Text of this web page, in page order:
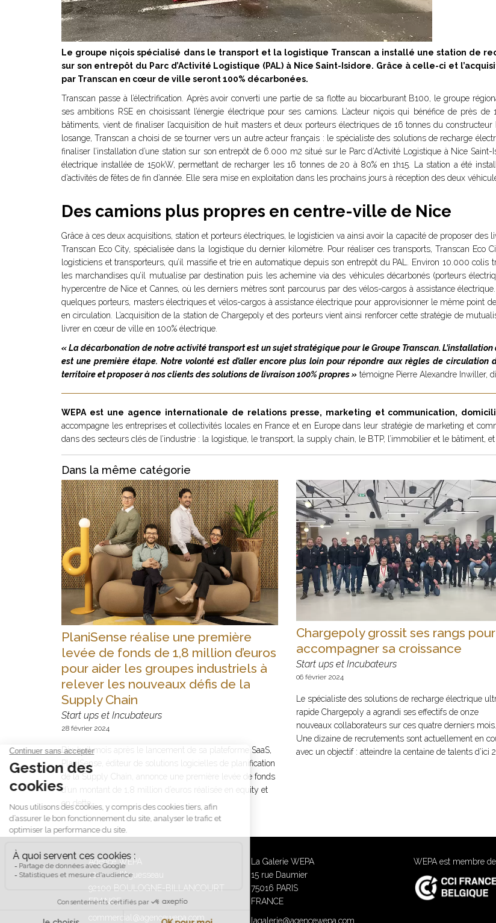
Le groupe niçois spécialisé dans le transport et la logistique Transcan a installé une station de
sur son entrepôt du Parc d’Activité Logistique (PAL) à Nice Saint-Isidore. Grâce à celle-ci et
par Transcan en cœur de ville seront 100% décarbonées.
Transcan passe à l’électrification. Après avoir converti une partie de sa flotte au biocarburant B100, le groupe
ses ambitions RSE en choisissant l’énergie électrique pour ses camions. L’acteur niçois qui bénéfice de près
bâtiments, vient de finaliser l’acquisition de huit masters et deux porteurs électriques de 16 tonnes du
losange, Transcan a choisi de se tourner vers un autre acteur français : le spécialiste des solutions de recharge
finaliser l’installation d’une station sur son entrepôt de 6.000 m2 situé sur le Parc d’Activité Logistique à Nice
électrique installée de 150kW, permettant de recharger les 16 tonnes de 20 à 80% en 1h15. La station a été
d’activités de fêtes de fin d’année. Elle sera mise en exploitation dans les prochains jours à réception des deux
Des camions plus propres en centre-ville de Nice
Grâce à ces deux acquisitions, station et porteurs électriques, le logisticien va ainsi avoir la capacité de proposer
Transcan Eco City, spécialisée dans la logistique du dernier kilomètre. Pour réaliser ces transports, Transcan Eco
logisticiens et transporteurs, qu’il massifie et trie en automatique depuis son entrepôt du PAL. Environ 10.000
les marchandises qu’il mutualise par destination puis les achemine via des véhicules décarbonés (porteurs
hypercentre de Nice et Cannes, où les derniers mètres sont parcourus par des vélos-cargos à assistance
quelques porteurs, masters électriques et vélos-cargos à assistance électrique pour approvisionner le même point
en circulation. L’acquisition de la station de Chargepoly et des porteurs vient ainsi renforcer cette stratégie de
livrer en cœur de ville en 100% électrique.
« La décarbonation de notre activité transport est un sujet stratégique pour le Groupe Transcan.
est une première étape. Notre volonté est d’aller encore plus loin pour répondre aux règles de circulation
territoire et proposer à nos clients des solutions de livraison 100% propres » témoigne Pierre Alexandre Inwiller,
WEPA est une agence internationale de relations presse, marketing et communication,
accompagne les entreprises et collectivités locales en France et en Europe dans leur stratégie de marketing et
dans des secteurs clés de l’industrie : la logistique, le transport, la supply chain, le BTP, l’immobilier et le bâtiment, et
Dans la même catégorie
PlaniSense réalise une première
levée de fonds de 1,8 million d’euros
pour aider les groupes industriels à
relever les nouveaux défis de la
Supply Chain
Start ups et Incubateurs
28 février 2024
Dix-huit mois après le lancement de sa plateforme SaaS,
PlaniSense, éditeur de solutions logicielles de planification
de la Supply Chain, annonce une première levée de fonds
d’un montant de 1,8 million d’euros réalisée en equity et
en dette.
Chargepoly grossit ses rangs pour
accompagner sa croissance
Start ups et Incubateurs
06 février 2024
Le spécialiste des solutions de recharge électrique
rapide Chargepoly a agrandi ses effectifs de onze
nouveaux collaborateurs sur ces quatre derniers mois.
Une dizaine de recrutements sont actuellement en
avec un objectif : atteindre la centaine de talents d’ici
Agence WEPA
121 rue d'Aguesseau
92100 BOULOGNE-BILLANCOURT
FRANCE
commercial@agencewepa.com
La Galerie WEPA
15 rue Daumier
75016 PARIS
FRANCE
lagalerie@agencewepa.com
WEPA est membre de